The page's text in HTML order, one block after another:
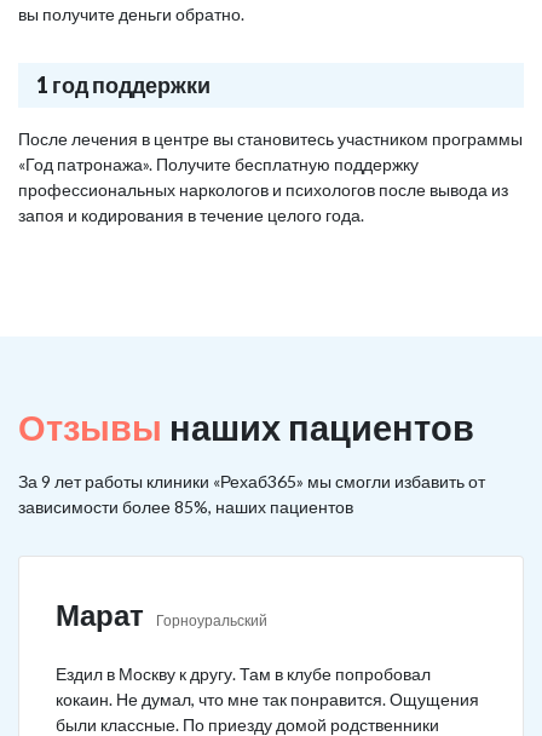
вы получите деньги обратно.
1 год поддержки
После лечения в центре вы становитесь участником программы
«Год патронажа». Получите бесплатную поддержку
профессиональных наркологов и психологов после вывода из
запоя и кодирования в течение целого года.
Отзывы наших пациентов
За 9 лет работы клиники «Рехаб365» мы смогли избавить от
зависимости более 85%, наших пациентов
Марат Горноуральский
Ездил в Москву к другу. Там в клубе попробовал
кокаин. Не думал, что мне так понравится. Ощущения
были классные. По приезду домой родственники